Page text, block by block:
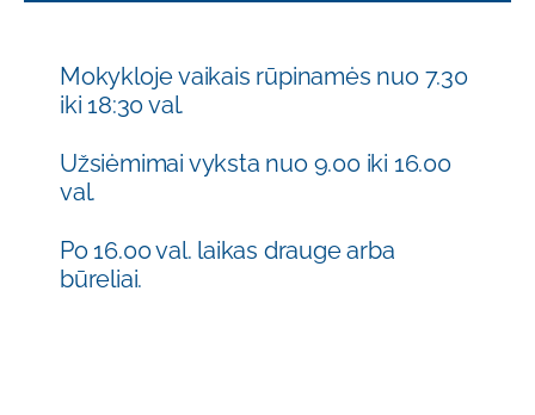
Mokykloje vaikais rūpinamės nuo 7.30
iki 18:30 val.
Užsiėmimai vyksta nuo 9.00 iki 16.00
val.
Po 16.00 val. laikas drauge arba
būreliai.